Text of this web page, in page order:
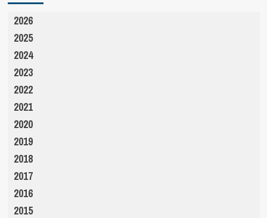
2026
2025
2024
2023
2022
2021
2020
2019
2018
2017
2016
2015